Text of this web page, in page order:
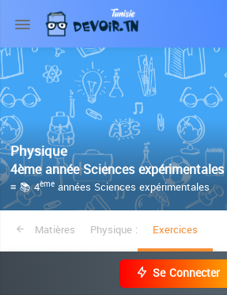
Physique
4ème année Sciences expérimentales
≡ 📚 4ème années Sciences expérimentales
Matières Physique : Exercices
Se Connecter